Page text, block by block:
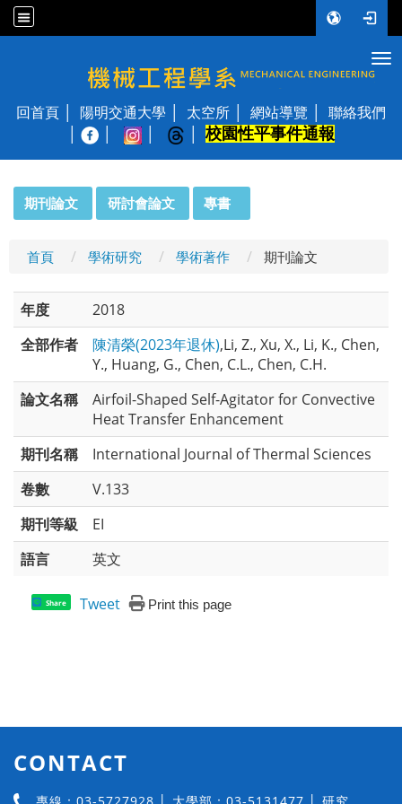
國立陽明交通大學 機械工程學系
回首頁 陽明交通大學 太空所 網站導覽
聯絡我們
校園性平事件通報
期刊論文 研討會論文 專書
首頁 學術研究 學術著作 期刊論文
年度
2018
全部作者
陳清榮(2023年退休),Li, Z., Xu, X., Li, K., Chen,
Y., Huang, G., Chen, C.L., Chen, C.H.
論文名稱
Airfoil-Shaped Self-Agitator for Convective
Heat Transfer Enhancement
期刊名稱
International Journal of Thermal Sciences
卷數
V.133
期刊等級
EI
語言
英文
Share Tweet Print this page
CONTACT